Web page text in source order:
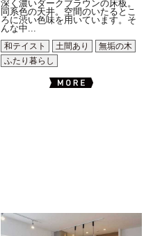
深く濃いダークブラウンの床板。
同系色の天井。空間のいたるとこ
ろに渋い色味を用いています。そ
んな中...
和テイスト
土間あり
無垢の木
ふたり暮らし